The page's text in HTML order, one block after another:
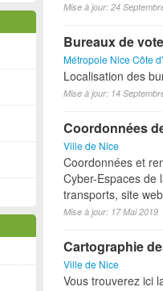
Mise à jour: 24
Bureaux de
Métropole Nice Côte
Localisation des
Mise à jour: 14
Coordonnées
Ville de Nice
Coordonnées et
Cyber-Espaces de
transports, site
Mise à jour: 17 Mai 2019
Cartographie
Ville de Nice
Vous trouverez ici